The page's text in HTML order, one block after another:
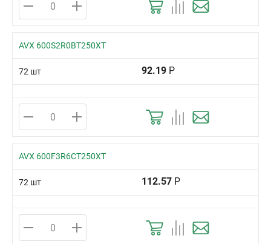
AVX 600S2R0BT250XT
72 шт 92.19 Р
AVX 600F3R6CT250XT
72 шт 112.57 Р